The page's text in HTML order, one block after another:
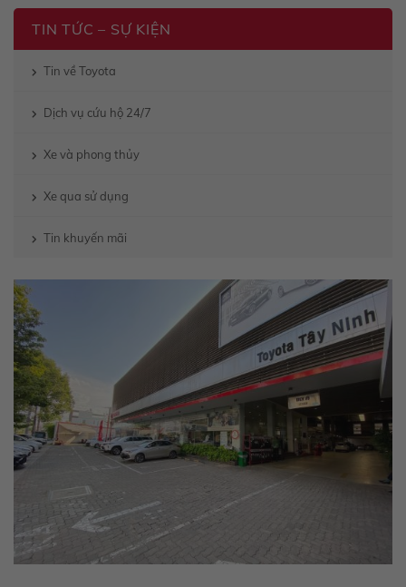
TIN TỨC – SỰ KIỆN
Tin về Toyota
Dịch vụ cứu hộ 24/7
Xe và phong thủy
Xe qua sử dụng
Tin khuyến mãi